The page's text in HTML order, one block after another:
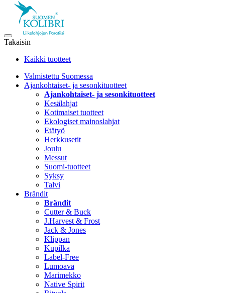
Takaisin
Kaikki tuotteet
Valmistettu Suomessa
Ajankohtaiset- ja sesonkituotteet
Ajankohtaiset- ja sesonkituotteet
Kesälahjat
Kotimaiset tuotteet
Ekologiset mainoslahjat
Etätyö
Herkkusetit
Joulu
Messut
Suomi-tuotteet
Syksy
Talvi
Brändit
Brändit
Cutter & Buck
J.Harvest & Frost
Jack & Jones
Klippan
Kupilka
Label-Free
Lumoava
Marimekko
Native Spirit